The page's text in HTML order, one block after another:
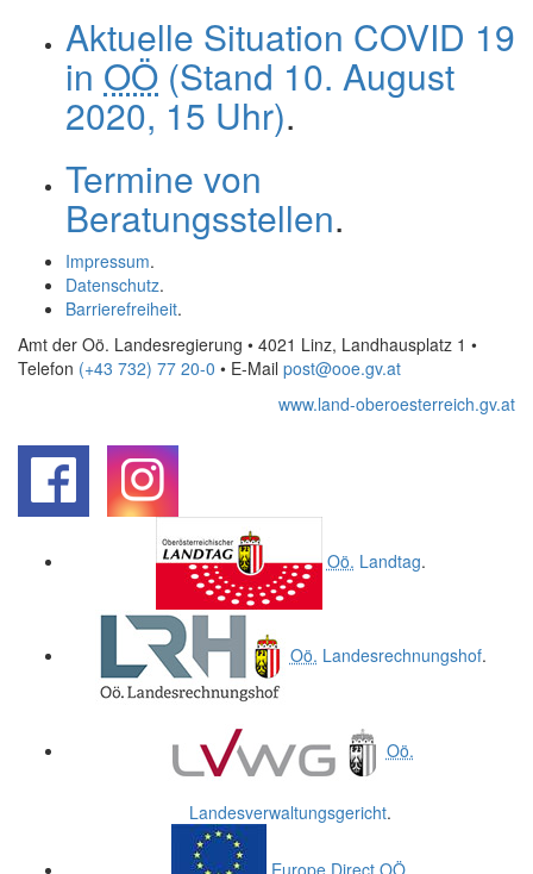
Aktuelle Situation COVID 19
in OÖ (Stand 10. August
2020, 15 Uhr).
Termine von
Beratungsstellen.
Impressum.
Datenschutz.
Barrierefreiheit.
Amt der Oö. Landesregierung • 4021 Linz, Landhausplatz 1 •
Telefon (+43 732) 77 20-0 • E-Mail post@ooe.gv.at
www.land-oberoesterreich.gv.at
Oö. Landtag.
Oö. Landesrechnungshof.
Oö.
Landesverwaltungsgericht.
Europe Direct OÖ.